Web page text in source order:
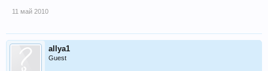
11 май 2010
allya1
Guest